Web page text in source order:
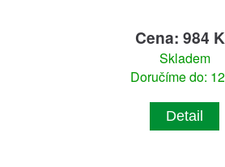
Cena: 984
Skladem
Doručíme do:
Detail